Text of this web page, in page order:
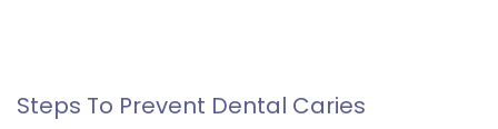
Steps To Prevent Dental Caries